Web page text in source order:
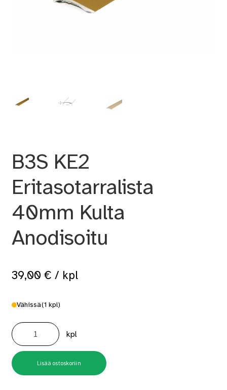
B3S KE2
Eritasotarralista
40mm Kulta
Anodisoitu
39,00 € / kpl
Vähissä(1 kpl)
B3S
KE2
Eritasotarralista
40mm
Kulta
Anodisoitu
määrä
kpl
Lisää ostoskoriin